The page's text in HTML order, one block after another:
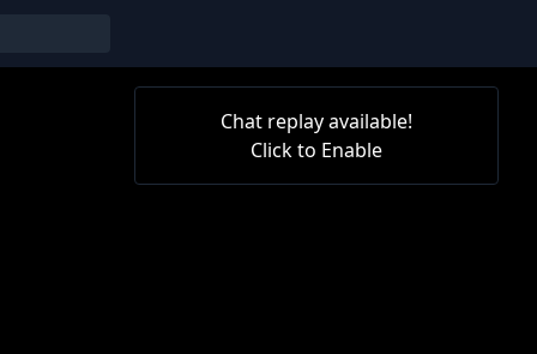
Chat replay available!
Click to Enable